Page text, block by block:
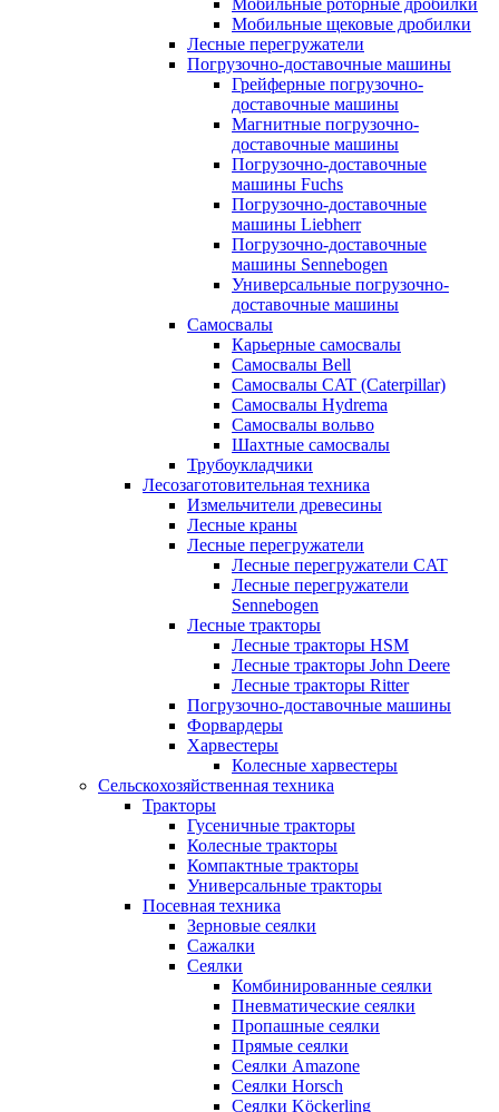
Мобильные роторные дробилки
Мобильные щековые дробилки
Лесные перегружатели
Погрузочно-доставочные машины
Грейферные погрузочно-
доставочные машины
Магнитные погрузочно-
доставочные машины
Погрузочно-доставочные
машины Fuchs
Погрузочно-доставочные
машины Liebherr
Погрузочно-доставочные
машины Sennebogen
Универсальные погрузочно-
доставочные машины
Самосвалы
Карьерные самосвалы
Самосвалы Bell
Самосвалы CAT (Caterpillar)
Самосвалы Hydrema
Самосвалы вольво
Шахтные самосвалы
Трубоукладчики
Лесозаготовительная техника
Измельчители древесины
Лесные краны
Лесные перегружатели
Лесные перегружатели CAT
Лесные перегружатели
Sennebogen
Лесные тракторы
Лесные тракторы HSM
Лесные тракторы John Deere
Лесные тракторы Ritter
Погрузочно-доставочные машины
Форвардеры
Харвестеры
Колесные харвестеры
Сельскохозяйственная техника
Тракторы
Гусеничные тракторы
Колесные тракторы
Компактные тракторы
Универсальные тракторы
Посевная техника
Зерновые сеялки
Сажалки
Сеялки
Комбинированные сеялки
Пневматические сеялки
Пропашные сеялки
Прямые сеялки
Сеялки Amazone
Сеялки Horsch
Сеялки Köckerling